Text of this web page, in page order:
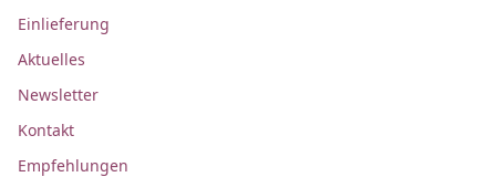
Einlieferung
Aktuelles
Newsletter
Kontakt
Empfehlungen